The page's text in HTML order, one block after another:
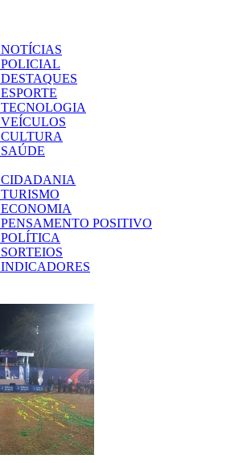
NOTÍCIAS
POLICIAL
DESTAQUES
ESPORTE
TECNOLOGIA
VEÍCULOS
CULTURA
SAÚDE
CIDADANIA
TURISMO
ECONOMIA
PENSAMENTO POSITIVO
POLÍTICA
SORTEIOS
INDICADORES